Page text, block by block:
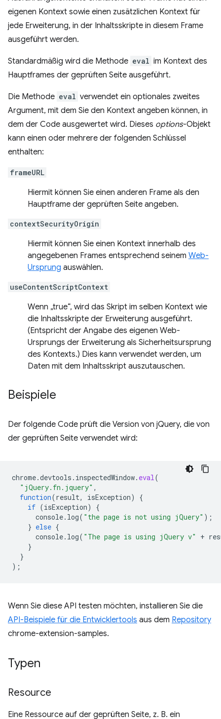
eigenen Kontext sowie einen zusätzlichen Kontext für
jede Erweiterung, in der Inhaltsskripte in diesem Frame
ausgeführt werden.
Standardmäßig wird die Methode eval im Kontext des
Hauptframes der geprüften Seite ausgeführt.
Die Methode eval verwendet ein optionales zweites
Argument, mit dem Sie den Kontext angeben können, in
dem der Code ausgewertet wird. Dieses options-Objekt
kann einen oder mehrere der folgenden Schlüssel
enthalten:
frameURL
Hiermit können Sie einen anderen Frame als den
Hauptframe der geprüften Seite angeben.
contextSecurityOrigin
Hiermit können Sie einen Kontext innerhalb des
angegebenen Frames entsprechend seinem Web-
Ursprung auswählen.
useContentScriptContext
Wenn „true“, wird das Skript im selben Kontext wie
die Inhaltsskripte der Erweiterung ausgeführt.
(Entspricht der Angabe des eigenen Web-
Ursprungs der Erweiterung als Sicherheitsursprung
des Kontexts.) Dies kann verwendet werden, um
Daten mit dem Inhaltsskript auszutauschen.
Beispiele
Der folgende Code prüft die Version von jQuery, die von
der geprüften Seite verwendet wird:
chrome.devtools . inspectedWindow. eval(
"jQuery.fn.jquery" ,
function(result, isException)
{
if (isException)
{
console. log( "the page is not using jQuery" );
} else {
console. log( "The page is using jQuery v" +
}
}
);
Wenn Sie diese API testen möchten, installieren Sie die
API-Beispiele für die Entwicklertools aus dem Repository
chrome-extension-samples.
Typen
Resource
Eine Ressource auf der geprüften Seite, z. B. ein